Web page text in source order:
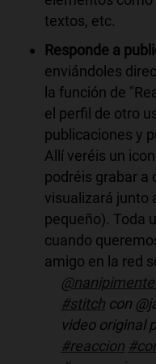
textos, etc.
Responde a
enviándoles
la función de
el perfil de otro
publicaciones y
Allí veréis un
podréis grabar a
visualizará junto
pequeño). Toda
cuando
amigo en la red
#stitch con
video original
#reaccion